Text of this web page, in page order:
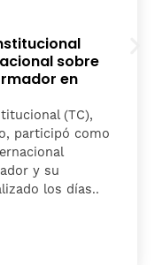
sobre
en
(TC),
participó como
y su
los días..